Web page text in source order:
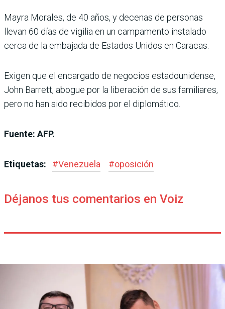
Mayra Morales, de 40 años, y decenas de personas
llevan 60 días de vigilia en un campamento instalado
cerca de la embajada de Estados Unidos en Caracas.
Exigen que el encargado de negocios estadounidense,
John Barrett, abogue por la liberación de sus familiares,
pero no han sido recibidos por el diplomático.
Fuente: AFP.
Etiquetas: #Venezuela #oposición
Déjanos tus comentarios en Voiz